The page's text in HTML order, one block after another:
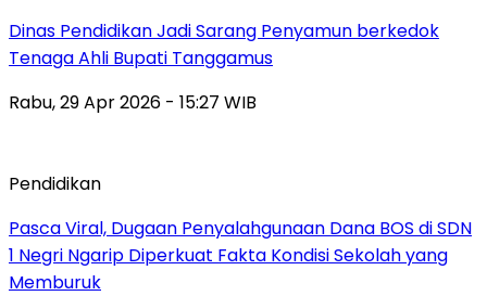
Dinas Pendidikan Jadi Sarang Penyamun berkedok
Tenaga Ahli Bupati Tanggamus
Rabu, 29 Apr 2026 - 15:27 WIB
Pendidikan
Pasca Viral, Dugaan Penyalahgunaan Dana BOS di SDN
1 Negri Ngarip Diperkuat Fakta Kondisi Sekolah yang
Memburuk